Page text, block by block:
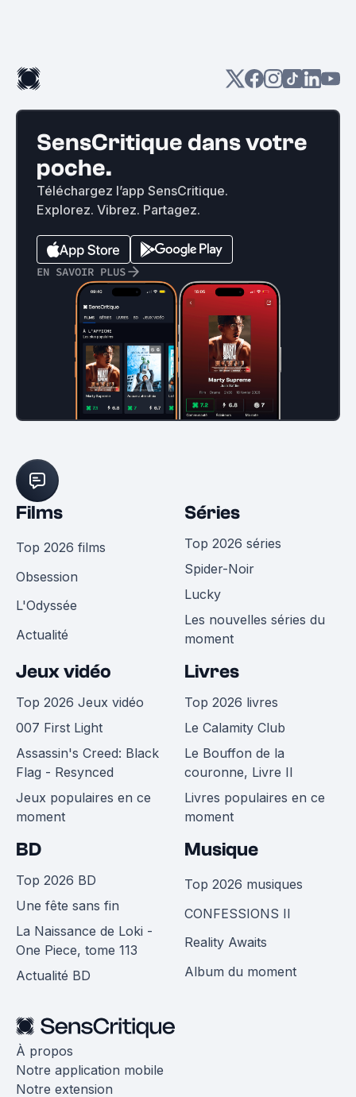
SensCritique dans votre
poche.
Téléchargez l’app SensCritique.
Explorez. Vibrez. Partagez.
EN SAVOIR PLUS
Films
Top 2026 films
Obsession
L'Odyssée
Actualité
Séries
Top 2026 séries
Spider-Noir
Lucky
Les nouvelles séries du
moment
Jeux vidéo
Top 2026 Jeux vidéo
007 First Light
Assassin's Creed: Black
Flag - Resynced
Jeux populaires en ce
moment
Livres
Top 2026 livres
Le Calamity Club
Le Bouffon de la
couronne, Livre II
Livres populaires en ce
moment
BD
Top 2026 BD
Une fête sans fin
La Naissance de Loki -
One Piece, tome 113
Actualité BD
Musique
Top 2026 musiques
CONFESSIONS II
Reality Awaits
Album du moment
À propos
Notre application mobile
Notre extension